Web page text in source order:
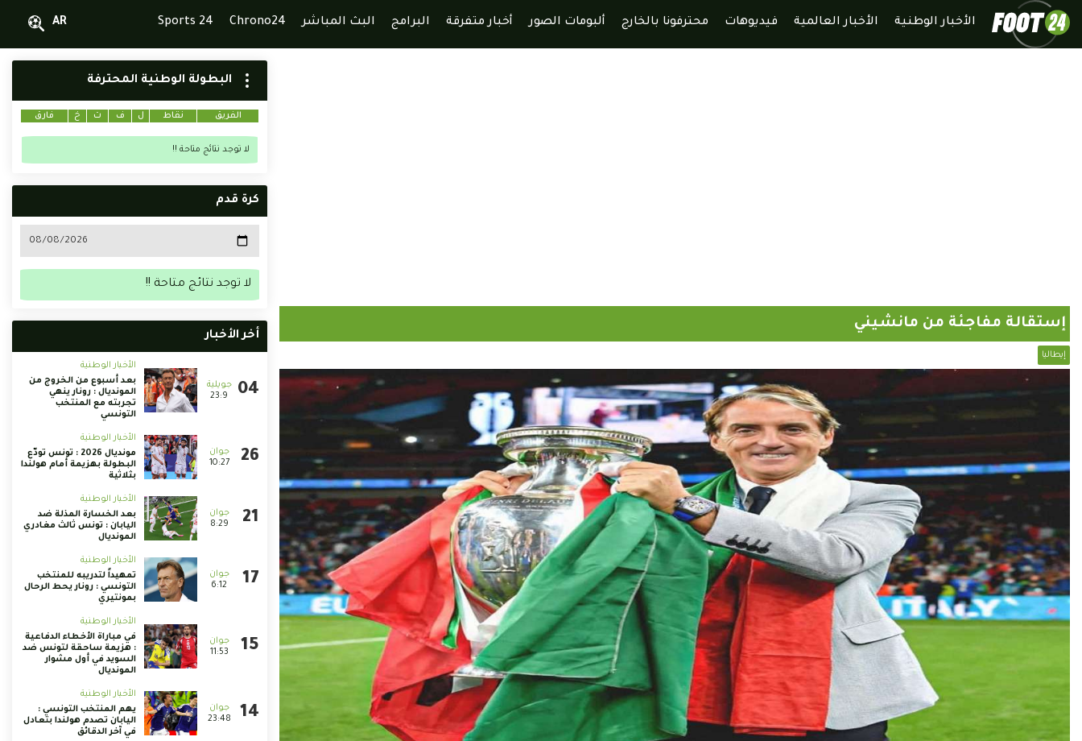
الأخبار الوطنية الأخبار العالمية فيديوهات محترفونا بالخارج ألبومات الصور أخبار متفرقة البرامج البث المباشر Chrono24
Sports 24
AR
إستقالة مفاجئة من مانشيني
إيطاليا
البطولة الوطنية المحترفة
الفريق نقاط ل ف ت خ فارق
لا توجد نتائج متاحة !!
كرة قدم
لا توجد نتائج متاحة !!
أخر الأخبار
23:9
الأخبار الوطنية
بعد أسبوع من الخروج من
المونديال : رونار ينهي
تجربته مع المنتخب
التونسي
10:27
الأخبار الوطنية
مونديال 2026 : تونس تودّع
البطولة بهزيمة أمام هولندا
بثلاثية
8:29
الأخبار الوطنية
بعد الخسارة المذلة ضد
اليابان : تونس ثالث مغادري
المونديال
6:12
الأخبار الوطنية
تمهيداً لتدريبه للمنتخب
التونسي : رونار يحط الرحال
بمونتيري
11:53
الأخبار الوطنية
في مباراة الأخطاء الدفاعية
: هزيمة ساحقة لتونس ضد
السويد في أول مشوار
المونديال
23:48
الأخبار الوطنية
يهم المنتخب التونسي :
اليابان تصدم هولندا بتعادل
في آخر الدقائق